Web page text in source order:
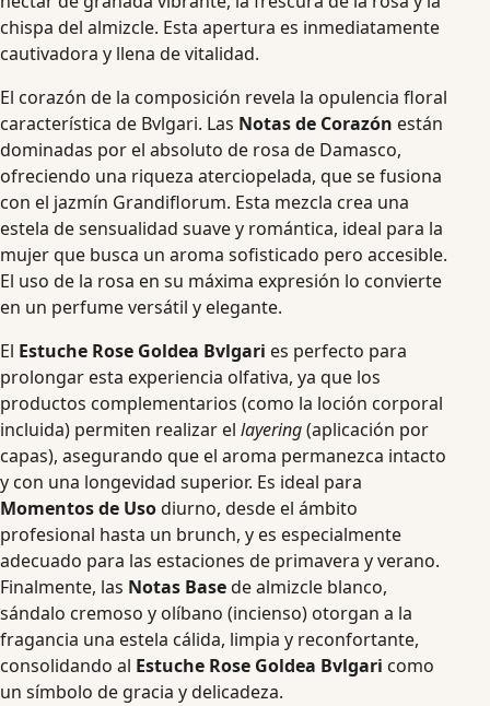
chispa del almizcle. Esta apertura es inmediatamente
cautivadora y llena de vitalidad.
El corazón de la composición revela la opulencia floral
característica de Bvlgari. Las Notas de Corazón están
dominadas por el absoluto de rosa de Damasco,
ofreciendo una riqueza aterciopelada, que se fusiona
con el jazmín Grandiflorum. Esta mezcla crea una
estela de sensualidad suave y romántica, ideal para la
mujer que busca un aroma sofisticado pero accesible.
El uso de la rosa en su máxima expresión lo convierte
en un perfume versátil y elegante.
El Estuche Rose Goldea Bvlgari es perfecto para
prolongar esta experiencia olfativa, ya que los
productos complementarios (como la loción corporal
incluida) permiten realizar el layering(aplicación por
capas), asegurando que el aroma permanezca intacto
y con una longevidad superior. Es ideal para
Momentos de Usodiurno, desde el ámbito
profesional hasta un brunch, y es especialmente
adecuado para las estaciones de primavera y verano.
Finalmente, las Notas Basede almizcle blanco,
sándalo cremoso y olíbano (incienso) otorgan a la
fragancia una estela cálida, limpia y reconfortante,
consolidando al Estuche Rose Goldea Bvlgari como
un símbolo de gracia y delicadeza.